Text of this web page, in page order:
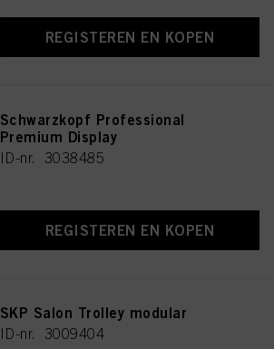
REGISTEREN EN KOPEN
Schwarzkopf Professional
Premium Display
ID-nr. 3038485
REGISTEREN EN KOPEN
SKP Salon Trolley modular
ID-nr. 3009404